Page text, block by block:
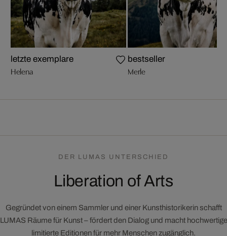
letzte exemplare
Helena
bestseller
Merle
DER LUMAS UNTERSCHIED
Liberation of Arts
Gegründet von einem Sammler und einer Kunsthistorikerin schafft
LUMAS Räume für Kunst – fördert den Dialog und macht hochwertige
limitierte Editionen für mehr Menschen zugänglich.